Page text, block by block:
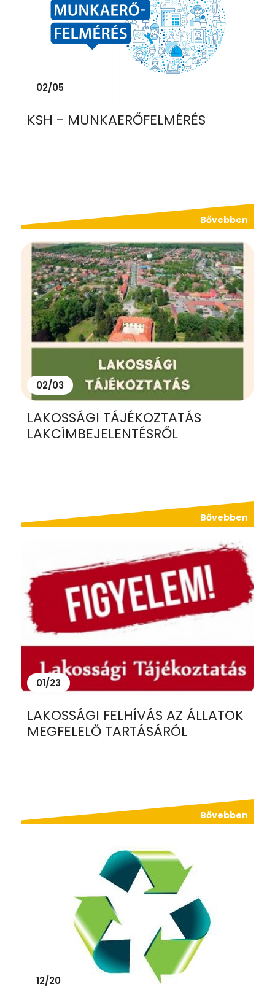
02/05
KSH - MUNKAERŐFELMÉRÉS
Bővebben
02/03
LAKOSSÁGI TÁJÉKOZTATÁS
LAKCÍMBEJELENTÉSRŐL
Bővebben
01/23
LAKOSSÁGI FELHÍVÁS AZ ÁLLATOK
MEGFELELŐ TARTÁSÁRÓL
Bővebben
12/20